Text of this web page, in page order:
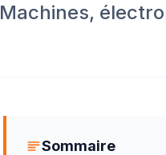
Machines,
Sommaire